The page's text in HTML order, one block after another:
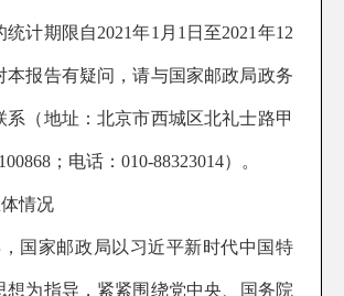
统计期限自2021年1月1日至2021 年12
本报告有疑问，请与国家邮政局政务
系（地址：北京市西城区北礼士路甲
；电话：010-88323014）。
情况
国家邮政局以习近平新时代中国特
想为指导，紧紧围绕党中央 国务院